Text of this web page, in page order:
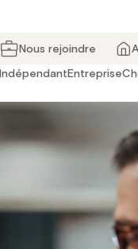
Nous rejoindre
Indépendant Entreprise